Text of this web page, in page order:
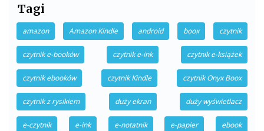
Tagi
amazon Amazon Kindle android boox czytnik
czytnik e-booków czytnik e-ink czytnik e-książek
czytnik ebooków czytnik Kindle czytnik Onyx Boox
czytnik z rysikiem duży ekran duży wyświetlacz
e-czytnik e-ink e-notatnik e-papier ebook